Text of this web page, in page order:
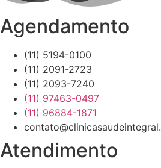
Agendamento
(11) 5194-0100
(11) 2091-2723
(11) 2093-7240
(11) 97463-0497
(11) 96884-1871
Atendimento